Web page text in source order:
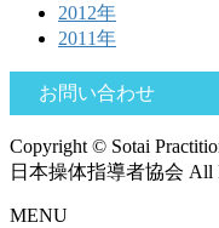
2012年
2011年
お問い合わせ
Copyright © Sotai
日本操体指導者協会 All
MENU